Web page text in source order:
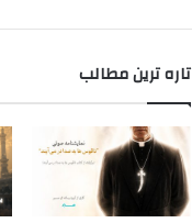
تاره ترین مطالب